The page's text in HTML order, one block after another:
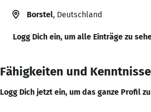
Borstel, Deutschland
Logg Dich ein, um alle Einträge zu
Fähigkeiten und Kenntnisse
Logg Dich jetzt ein, um das ganze Profil